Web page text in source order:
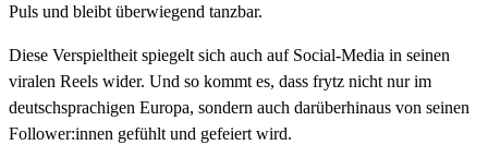
Puls und bleibt überwiegend tanzbar.
Diese Verspieltheit spiegelt sich auch auf Social-Media in seinen
viralen Reels wider. Und so kommt es, dass frytz nicht nur im
deutschsprachigen Europa, sondern auch darüberhinaus von seinen
Follower:innen gefühlt und gefeiert wird.